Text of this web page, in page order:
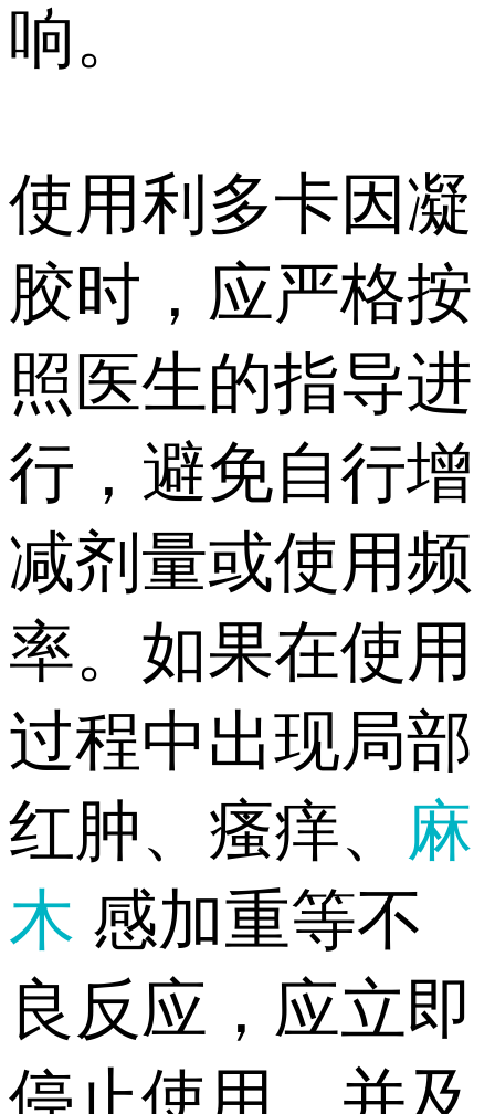
响。
使用利多卡因凝
胶时，应严格按
照医生的指导进
行，避免自行增
减剂量或使用频
率。如果在使用
过程中出现局部
红肿、瘙痒、 麻
木 感加重等不
良反应，应立即
停止使用，并及